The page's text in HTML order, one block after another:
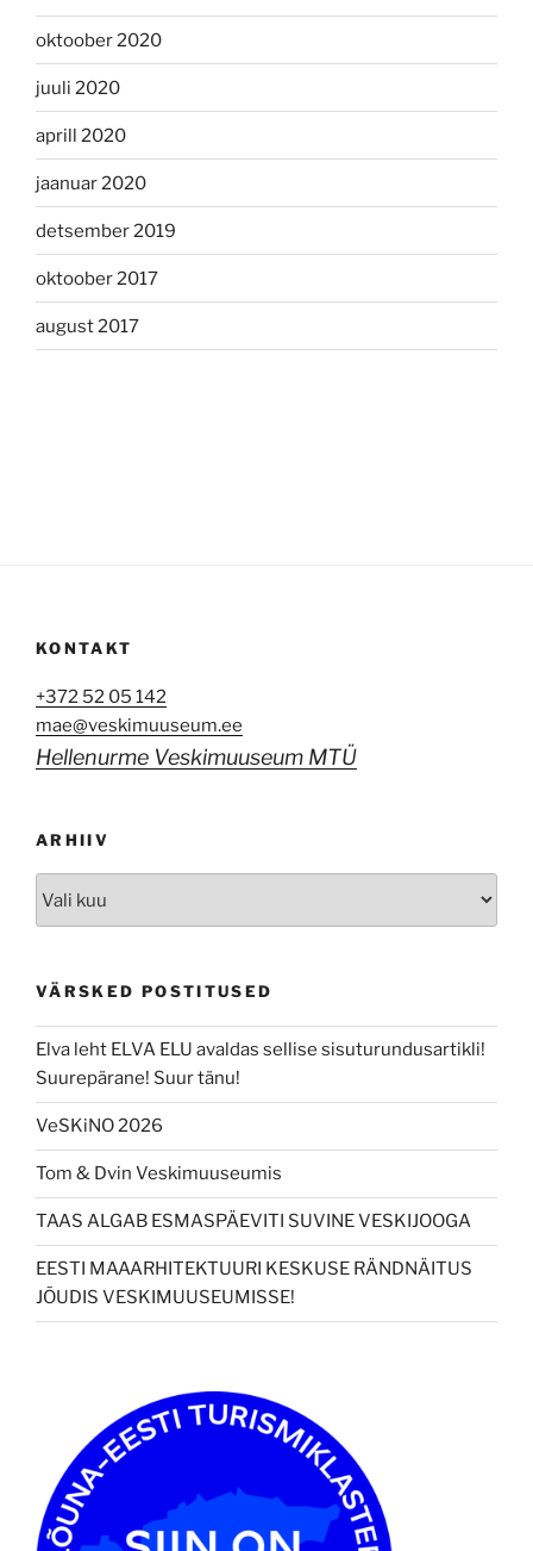
oktoober 2020
juuli 2020
aprill 2020
jaanuar 2020
detsember 2019
oktoober 2017
august 2017
KONTAKT
+372 52 05 142
mae@veskimuuseum.ee
Hellenurme Veskimuuseum MTÜ
ARHIIV
VÄRSKED POSTITUSED
Elva leht ELVA ELU avaldas sellise sisuturundusartikli!
Suurepärane! Suur tänu!
VeSKiNO 2026
Tom & Dvin Veskimuuseumis
TAAS ALGAB ESMASPÄEVITI SUVINE VESKIJOOGA
EESTI MAAARHITEKTUURI KESKUSE RÄNDNÄITUS
JÕUDIS VESKIMUUSEUMISSE!